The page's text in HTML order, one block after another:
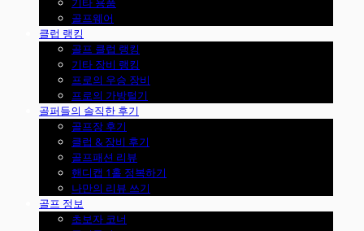
골프웨어
클럽 랭킹
골프 클럽 랭킹
기타 장비 랭킹
프로의 우승 장비
프로의 가방털기
골퍼들의 솔직한 후기
골프장 후기
클럽 & 장비 후기
골프패션 리뷰
핸디캡 1홀 정복하기
나만의 리뷰 쓰기
골프 정보
초보자 코너